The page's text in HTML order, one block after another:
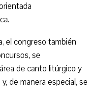
el congreso también
se
de canto litúrgico y
de manera especial, se